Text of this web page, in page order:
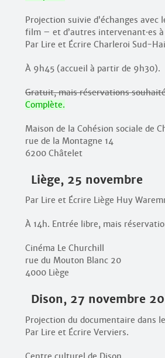
Projection suivie d’échanges
film – et d’autres intervenant·es
Par Lire et Écrire Charleroi Sud-
À 9h45 (accueil à partir de 9h30).
Gratuit, mais réservations
Complète.
Maison de la Cohésion sociale de
rue de la Montagne 14
6200 Châtelet
Liège, 25 novembre
Par Lire et Écrire Liège Huy
À 14h. Entrée libre, mais
Cinéma Le Churchill
rue du Mouton Blanc 20
4000 Liège
Dison, 27 novembre
Projection du documentaire dans
Par Lire et Écrire Verviers.